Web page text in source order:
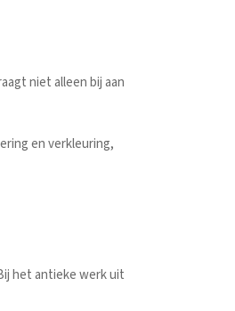
niet alleen bij aan
en verkleuring,
het antieke werk uit